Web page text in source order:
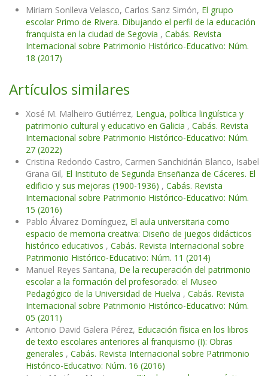
Miriam Sonlleva Velasco, Carlos Sanz Simón, El grupo
escolar Primo de Rivera. Dibujando el perfil de la educación
franquista en la ciudad de Segovia , Cabás. Revista
Internacional sobre Patrimonio Histórico-Educativo: Núm.
18 (2017)
Artículos similares
Xosé M. Malheiro Gutiérrez, Lengua, política lingüística y
patrimonio cultural y educativo en Galicia , Cabás. Revista
Internacional sobre Patrimonio Histórico-Educativo: Núm.
27 (2022)
Cristina Redondo Castro, Carmen Sanchidrián Blanco, Isabel
Grana Gil, El Instituto de Segunda Enseñanza de Cáceres. El
edificio y sus mejoras (1900-1936) , Cabás. Revista
Internacional sobre Patrimonio Histórico-Educativo: Núm.
15 (2016)
Pablo Álvarez Domínguez, El aula universitaria como
espacio de memoria creativa: Diseño de juegos didácticos
histórico educativos , Cabás. Revista Internacional sobre
Patrimonio Histórico-Educativo: Núm. 11 (2014)
Manuel Reyes Santana, De la recuperación del patrimonio
escolar a la formación del profesorado: el Museo
Pedagógico de la Universidad de Huelva , Cabás. Revista
Internacional sobre Patrimonio Histórico-Educativo: Núm.
05 (2011)
Antonio David Galera Pérez, Educación física en los libros
de texto escolares anteriores al franquismo (I): Obras
generales , Cabás. Revista Internacional sobre Patrimonio
Histórico-Educativo: Núm. 16 (2016)